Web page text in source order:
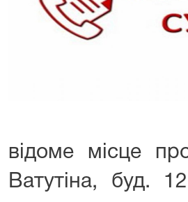
відоме місце
Ватутіна, буд.